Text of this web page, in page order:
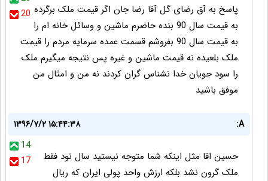
20 پاسخ به آق رضای گل آقا رضا جان اگر قیمت ملک برگرده
به قیمت سال 90 بنده حاضرم ماشین و وسائل خانه ام را
به قیمت سال 90 بفروشم قسمت عمده سرمایه مردم را قیمت
ملک بلعیده نه قیمت ماشین و غیره پس نتیجه میگیرم ملک
را سود جویان خدا نشناس گران کردند نه من و امثال من
موفق باشید
A:
۱۳۹۶/۷/۲ ۱۵:۴۴:۳۸
14
17
حسین اقا مثل اینکه شما متوجه نیستید سال نود فقط
ملک گرون نشد بلکه ارزش واحد پولی ایران که ریال